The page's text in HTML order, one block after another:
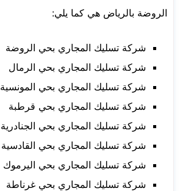
الروضة بالرياض هي كما يلي:
شركة تسليك المجاري بحي الروضة
شركة تسليك المجاري بحي الرمال
شركة تسليك المجاري بحي المونسية
شركة تسليك المجاري بحي قرطبة
شركة تسليك المجاري بحي الجنادرية
شركة تسليك المجاري بحي القادسية
شركة تسليك المجاري بحي اليرموك
شركة تسليك المجاري بحي غرناطة